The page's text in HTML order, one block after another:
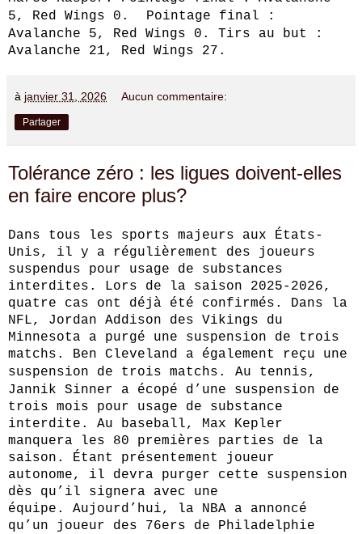
5, Red Wings 0.
Pointage final :
Avalanche 5, Red Wings 0. Tirs au but :
Avalanche 21, Red Wings 27.
à janvier 31, 2026 Aucun commentaire:
Partager
Tolérance zéro : les ligues doivent-elles
en faire encore plus?
Dans tous les sports majeurs aux États-
Unis, il y a régulièrement des joueurs
suspendus pour usage de substances
interdites. Lors de la saison 2025-2026,
quatre cas ont déjà été confirmés. Dans la
NFL, Jordan Addison des Vikings du
Minnesota a purgé une suspension de trois
matchs. Ben Cleveland a également reçu une
suspension de trois matchs.
Au tennis,
Jannik Sinner a écopé d’une suspension de
trois mois pour usage de substance
interdite. Au baseball, Max Kepler
manquera les 80 premières parties de la
saison. Étant présentement joueur
autonome, il devra purger cette suspension
dès qu’il signera avec une
équipe. Aujourd’hui, la NBA a annoncé
qu’un joueur des 76ers de Philadelphie